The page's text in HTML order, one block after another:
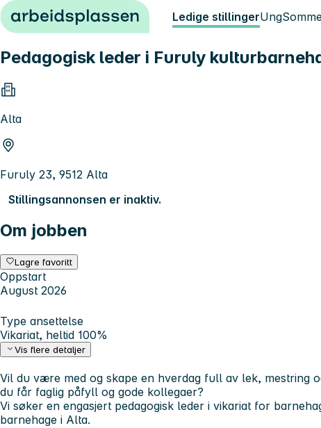
Hopp til innhold Ledige stillingerUng
Pedagogisk leder i Furuly
Alta
Furuly 23, 9512 Alta
Stillingsannonsen er inaktiv.
Om jobben
Lagre favoritt
Oppstart
August 2026
Type ansettelse
Vikariat, heltid 100%
Vis flere detaljer
Vil du være med og skape en hverdag full av lek, mestring
du får faglig påfyll og gode kollegaer?
Vi søker en engasjert pedagogisk leder i vikariat for
barnehage i Alta.